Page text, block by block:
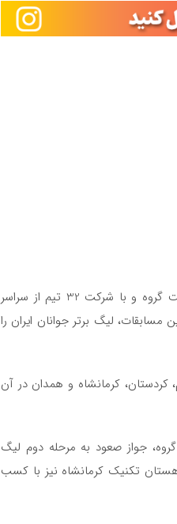
به گزارش یاریزان؛ مسابقات لیگ فوتسال دختران ایران در رده سنی جوانان در هشت گروه و با شرکت 32 تیم از سراسر
لیگ برتر جوانان ایران را
کردستان، کرمانشاه و همدان در آن
جواز صعود به مرحله دوم لیگ
تکنیک کرمانشاه نیز با کسب